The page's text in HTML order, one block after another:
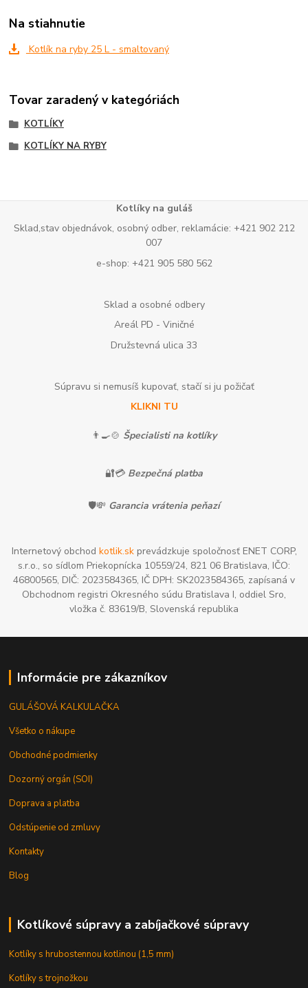
Na stiahnutie
Kotlík na ryby 25 L - smaltovaný
Tovar zaradený v kategóriách
KOTLÍKY
KOTLÍKY NA RYBY
Kotlíky na guláš
Sklad,stav objednávok, osobný odber, reklamácie: +421 902 212
007
e-shop: +421 905 580 562
Sklad a osobné odbery
Areál PD - Viničné
Družstevná ulica 33
Súpravu si nemusíš kupovať, stačí si ju požičať
KLIKNI TU
👨‍🍳🍲 Špecialisti na kotlíky
🔐💳 Bezpečná platba
🛡️💸 Garancia vrátenia peňazí
Internetový obchod kotlik.skprevádzkuje spoločnosť ENET CORP,
s.r.o., so sídlom Priekopnícka 10559/24, 821 06 Bratislava, IČO:
46800565, DIČ: 2023584365, IČ DPH: SK2023584365, zapísaná v
Obchodnom registri Okresného súdu Bratislava I, oddiel Sro,
vložka č. 83619/B, Slovenská republika
Informácie pre zákazníkov
GULÁŠOVÁ KALKULAČKA
Všetko o nákupe
Obchodné podmienky
Dozorný orgán (SOI)
Doprava a platba
Odstúpenie od zmluvy
Kontakty
Blog
Kotlíkové súpravy a zabíjačkové súpravy
Kotlíky s hrubostennou kotlinou (1,5 mm)
Kotlíky s trojnožkou